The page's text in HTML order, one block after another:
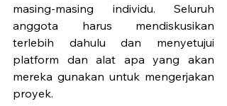
masing-masing individu. Seluruh
anggota harus mendiskusikan
terlebih dahulu dan menyetujui
platform dan alat apa yang akan
mereka gunakan untuk mengerjakan
proyek.